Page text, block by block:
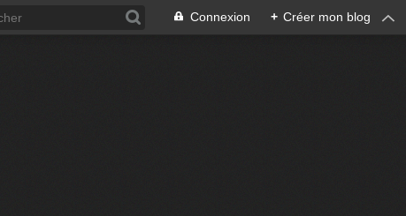
Connexion + Créer mon blog